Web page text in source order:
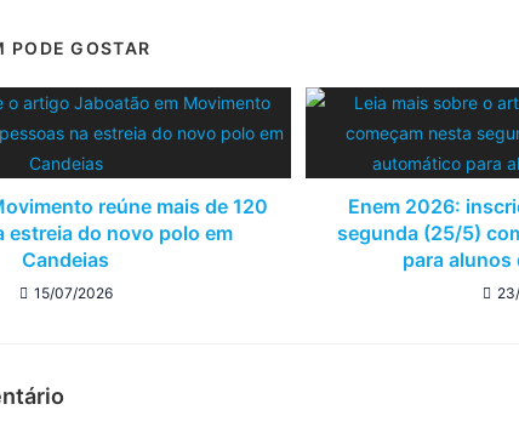
PODE GOSTAR
reúne mais de 120
estreia do novo polo em
Candeias
15/07/2026
Enem 2026:
segunda (25/5)
para alunos